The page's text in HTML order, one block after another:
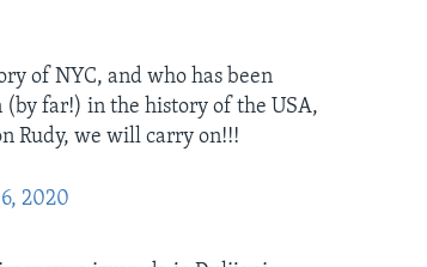
of NYC, and who has been
far!) in the history of the USA,
Rudy, we will carry on!!!
2020